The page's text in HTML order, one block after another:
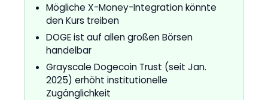
Mögliche X-Money-Integration könnte
den Kurs treiben
DOGE ist auf allen großen Börsen
handelbar
Grayscale Dogecoin Trust (seit Jan.
2025) erhöht institutionelle
Zugänglichkeit